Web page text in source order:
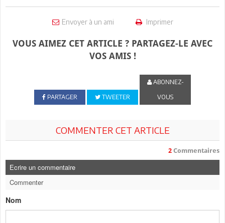
Envoyer à un ami Imprimer
VOUS AIMEZ CET ARTICLE ? PARTAGEZ-LE AVEC
VOS AMIS !
PARTAGER TWEETER
ABONNEZ-
VOUS
COMMENTER CET ARTICLE
2 Commentaires
Ecrire un commentaire
Commenter
Nom